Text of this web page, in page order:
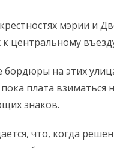
мэрии и
центральному
бордюры на этих
плата взиматься
знаков.
что, когда